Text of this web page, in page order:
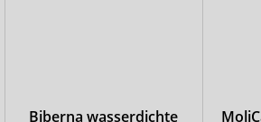
Biberna wasserdichte